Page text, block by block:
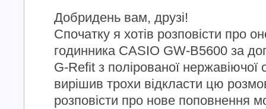
Добридень вам, друзі!
Спочатку я хотів розповісти про
годинника CASIO GW-B5600 за
G-Refit з полірованої нержавіючої
вирішив трохи відкласти цю
розповісти про нове поповнення